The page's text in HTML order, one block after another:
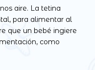
aire. La tetina
para alimentar al
que un bebé ingiere
como